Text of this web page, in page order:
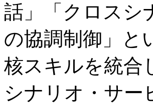
話」「クロスシ
の協調制御」と
核スキルを統合
シナリオ・サー